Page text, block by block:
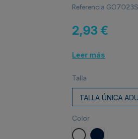
Referencia
2,93 €
Leer más
Talla
Color
BLANCOMARINO